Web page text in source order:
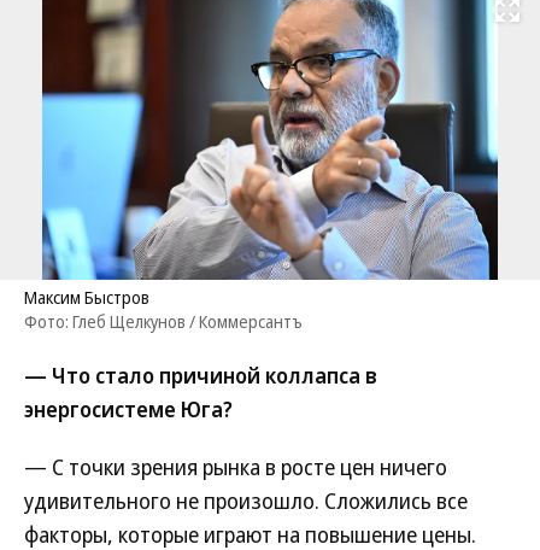
Развернуть
Максим Быстров
Фото: Глеб Щелкунов / Коммерсантъ
— Что стало причиной коллапса в
энергосистеме Юга?
— С точки зрения рынка в росте цен ничего
удивительного не произошло. Сложились все
факторы, которые играют на повышение цены.